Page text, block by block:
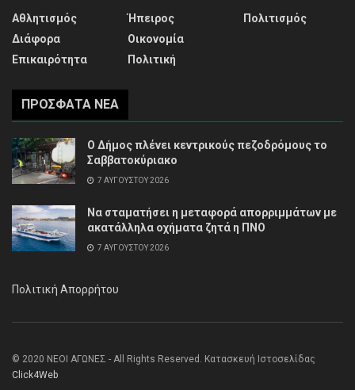
Αθλητισμός
Διάφορα
Επικαιρότητα
Ήπειρος
Οικονομία
Πολιτική
Πολιτισμός
ΠΡΌΣΦΑΤΑ ΝΈΑ
Ο Δήμος πλένει κεντρικούς πεζοδρόμους το
Σαββατοκύριακο
7 ΑΥΓΟΎΣΤΟΥ 2026
Να σταματήσει η μεταφορά απορριμμάτων με
ακατάλληλα οχήματα ζητά η ΠΝΟ
7 ΑΥΓΟΎΣΤΟΥ 2026
Πολιτική Απορρήτου
© 2020 ΝΕΟΙ ΑΓΩΝΕΣ - All Rights Reserved. Κατασκευή Ιστοσελίδας
Click4Web